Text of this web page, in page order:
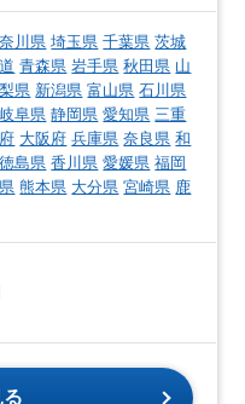
川県 埼玉県 千葉県 茨城
青森県 岩手県 秋田県 山
県 新潟県 富山県 石川県
岐阜県 静岡県 愛知県 三重
大阪府 兵庫県 奈良県 和
徳島県 香川県 愛媛県 福岡
熊本県 大分県 宮崎県 鹿